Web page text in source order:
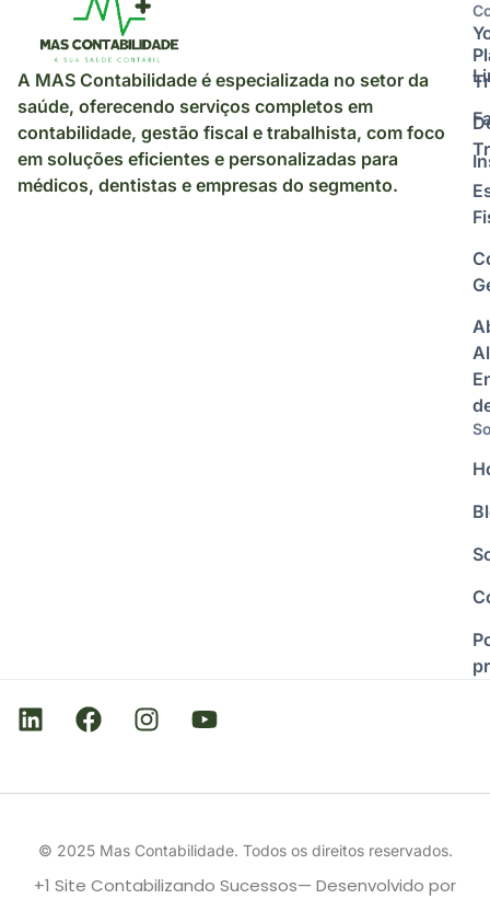
A MAS Contabilidade é especializada no setor da
saúde, oferecendo serviços completos em
contabilidade, gestão fiscal e trabalhista, com foco
em soluções eficientes e personalizadas para
médicos, dentistas e empresas do segmento.
© 2025 Mas Contabilidade. Todos os direitos reservados.
+1 Site Contabilizando Sucessos— Desenvolvido por